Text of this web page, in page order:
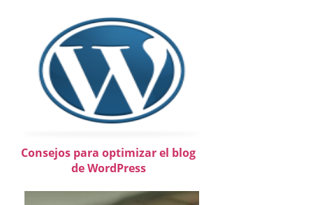
Consejos para optimizar el blog
de WordPress